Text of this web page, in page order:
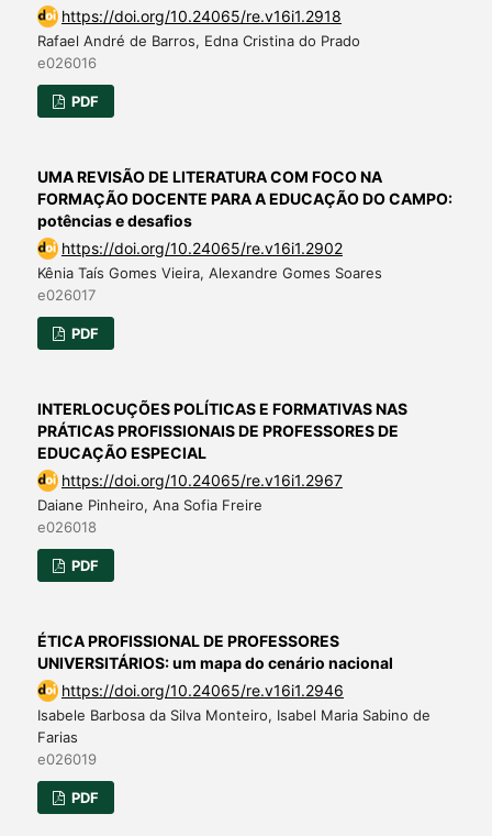
https://doi.org/10.24065/re.v16i1.2918
Rafael André de Barros, Edna Cristina do Prado
e026016
PDF
UMA REVISÃO DE LITERATURA COM FOCO NA
FORMAÇÃO DOCENTE PARA A EDUCAÇÃO DO CAMPO:
potências e desafios
https://doi.org/10.24065/re.v16i1.2902
Kênia Taís Gomes Vieira, Alexandre Gomes Soares
e026017
PDF
INTERLOCUÇÕES POLÍTICAS E FORMATIVAS NAS
PRÁTICAS PROFISSIONAIS DE PROFESSORES DE
EDUCAÇÃO ESPECIAL
https://doi.org/10.24065/re.v16i1.2967
Daiane Pinheiro, Ana Sofia Freire
e026018
PDF
ÉTICA PROFISSIONAL DE PROFESSORES
UNIVERSITÁRIOS: um mapa do cenário nacional
https://doi.org/10.24065/re.v16i1.2946
Isabele Barbosa da Silva Monteiro, Isabel Maria Sabino de
Farias
e026019
PDF